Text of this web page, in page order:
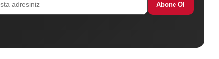
Abone Ol